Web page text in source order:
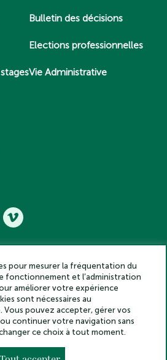
Bulletin des décisions
Elections professionnelles
Vie Administrative
et belles lettres – Tous droits réservés
2025
de confidentialité
légales
Crédits
des cookies
Made by
pour mesurer la fréquentation du
fonctionnement et l’administration
améliorer votre expérience
sont nécessaires au
pouvez accepter, gérer vos
continuer votre navigation sans
ce choix à tout moment.